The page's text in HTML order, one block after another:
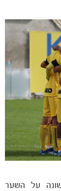
על השער